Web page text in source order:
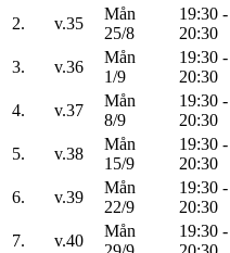
2.
v.35
Mån
25/8
19:30 -
20:30
3.
v.36
Mån
1/9
19:30 -
20:30
4.
v.37
Mån
8/9
19:30 -
20:30
5.
v.38
Mån
15/9
19:30 -
20:30
6.
v.39
Mån
22/9
19:30 -
20:30
7.
v.40
Mån
19:30 -